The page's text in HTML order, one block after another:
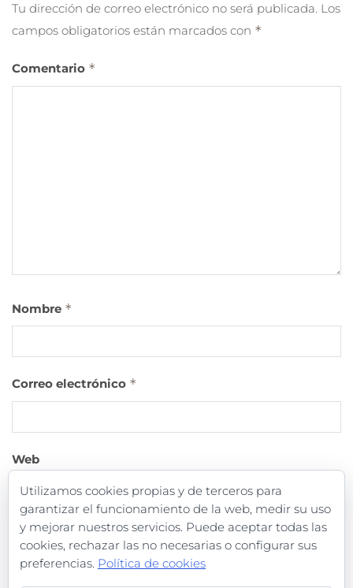
Tu dirección de correo electrónico no será publicada. Los
campos obligatorios están marcados con *
Comentario *
Nombre *
Correo electrónico *
Web
Utilizamos cookies propias y de terceros para
garantizar el funcionamiento de la web, medir su uso
y mejorar nuestros servicios. Puede aceptar todas las
cookies, rechazar las no necesarias o configurar sus
preferencias. Política de cookies